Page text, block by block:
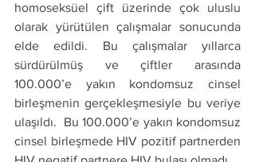
homoseksüel çift üzerinde çok uluslu
olarak yürütülen çalışmalar sonucunda
elde edildi. Bu çalışmalar yıllarca
sürdürülmüş ve çiftler arasında
100.000’e yakın kondomsuz cinsel
birleşmenin gerçekleşmesiyle bu veriye
ulaşıldı.  Bu 100.000’e yakın kondomsuz
cinsel birleşmede HIV pozitif partnerden